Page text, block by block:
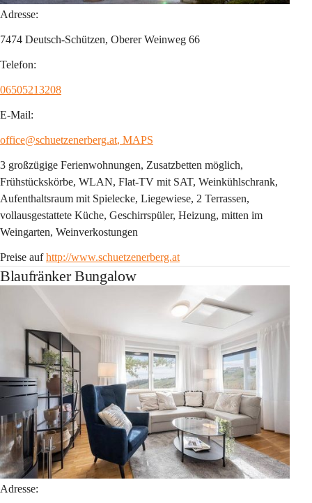
Adresse:
7474 Deutsch-Schützen, Oberer Weinweg 66
Telefon:
06505213208
E-Mail:
office@schuetzenerberg.at, MAPS
3 großzügige Ferienwohnungen, Zusatzbetten möglich,
Frühstückskörbe, WLAN, Flat-TV mit SAT, Weinkühlschrank,
Aufenthaltsraum mit Spielecke, Liegewiese, 2 Terrassen,
vollausgestattete Küche, Geschirrspüler, Heizung, mitten im
Weingarten, Weinverkostungen
Preise auf http://www.schuetzenerberg.at
Blaufränker Bungalow
Adresse: